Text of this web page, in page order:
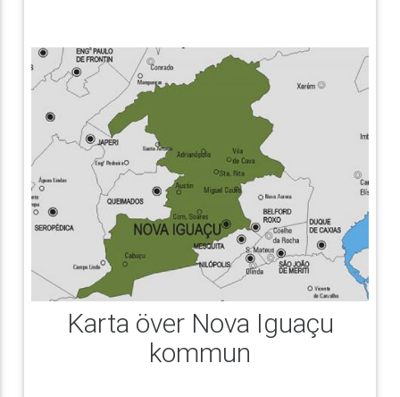
Karta över Nova Iguaçu
kommun